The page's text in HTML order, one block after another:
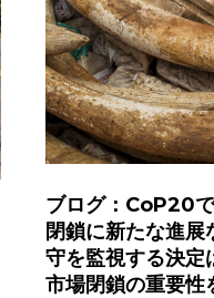
ブログ：CoP20
閉鎖に新たな進
守を監視する決定
市場閉鎖の重要性